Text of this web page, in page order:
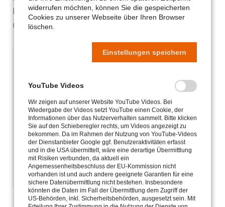
Projekte, für die keine andere Finanzierung
möglich ist, auch zukünftig zu sichern.
widerrufen möchten, können Sie die gespeicherten
Cookies zu unserer Webseite über Ihren Browser
löschen.
Einstellungen speichern
YouTube Videos
Wir zeigen auf unserer Website YouTube Videos. Bei
Wiedergabe der Videos setzt YouTube einen Cookie, der
Informationen über das Nutzerverhalten sammelt. Bitte klicken
Sie auf den Schieberegler rechts, um Videos angezeigt zu
bekommen. Da im Rahmen der Nutzung von YouTube-Videos
der Dienstanbieter Google ggf. Benutzeraktivitäten erfasst
und in die USA übermittelt, wäre eine derartige Übermittlung
mit Risiken verbunden, da aktuell ein
Angemessenheitsbeschluss der EU-Kommission nicht
vorhanden ist und auch andere geeignete Garantien für eine
sichere Datenübermittlung nicht bestehen. Insbesondere
könnten die Daten im Fall der Übermittlung dem Zugriff der
US-Behörden, inkl. Sicherheitsbehörden, ausgesetzt sein. Mit